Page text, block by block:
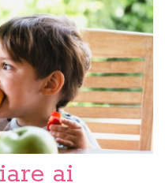
ai